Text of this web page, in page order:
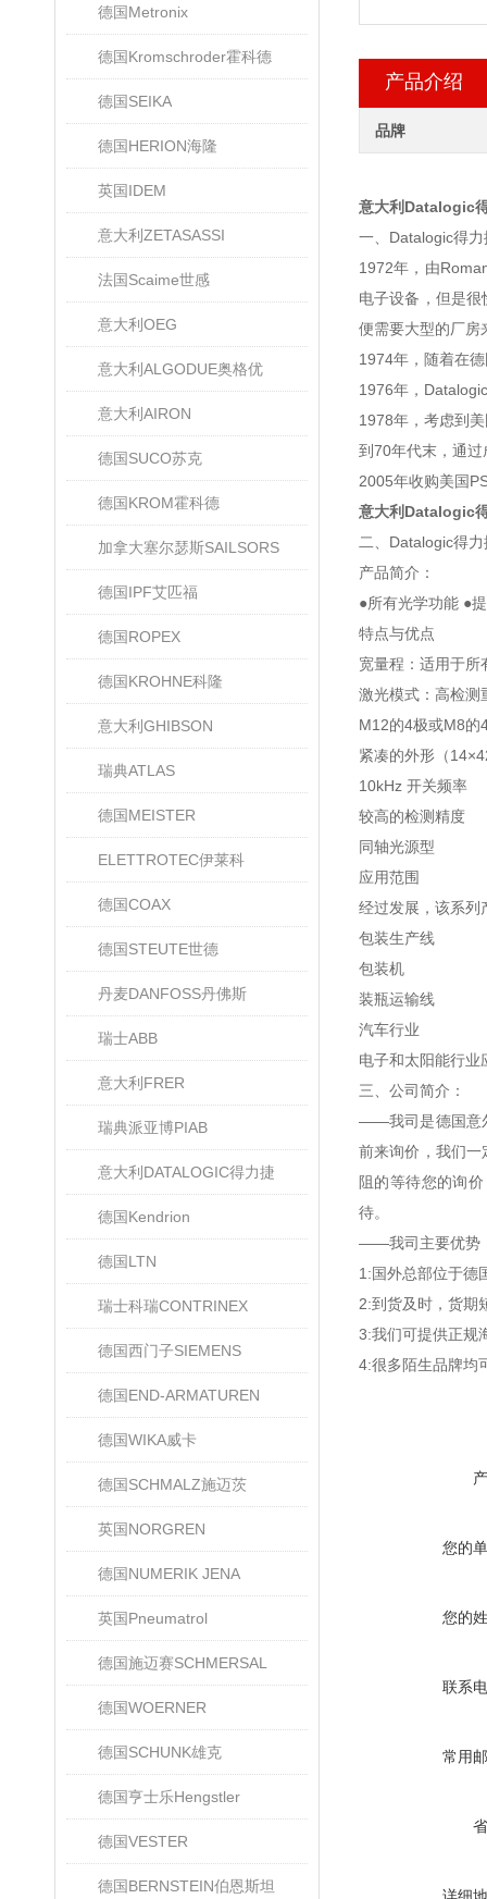
德国Metronix
德国Kromschroder霍科德
德国SEIKA
德国HERION海隆
英国IDEM
意大利ZETASASSI
法国Scaime世感
意大利OEG
意大利ALGODUE奥格优
意大利AIRON
德国SUCO苏克
德国KROM霍科德
加拿大塞尔瑟斯SAILSORS
德国IPF艾匹福
德国ROPEX
德国KROHNE科隆
意大利GHIBSON
瑞典ATLAS
德国MEISTER
ELETTROTEC伊莱科
德国COAX
德国STEUTE世德
丹麦DANFOSS丹佛斯
瑞士ABB
意大利FRER
瑞典派亚博PIAB
意大利DATALOGIC得力捷
德国Kendrion
德国LTN
瑞士科瑞CONTRINEX
德国西门子SIEMENS
德国END-ARMATUREN
德国WIKA威卡
德国SCHMALZ施迈茨
英国NORGREN
德国NUMERIK JENA
英国Pneumatrol
德国施迈赛SCHMERSAL
德国WOERNER
德国SCHUNK雄克
德国亨士乐Hengstler
德国VESTER
德国BERNSTEIN伯恩斯坦
产品介绍
品牌
意大利Datalogic
一、Datalogic得
1972年，由
电子设备，但是
便需要大型的厂房
1974年，随着在
1976年，
1978年，考虑到
到70年代末，通
2005年收购美国
意大利Datalogic
二、Datalogic得
产品简介：
●所有光学功能 ●
特点与优点
宽量程：适用于所
激光模式：高检测
M12的4极或M8的
紧凑的外形（
10kHz 开关频率
较高的检测精度
同轴光源型
应用范围
经过发展，该系列
包装生产线
包装机
装瓶运输线
汽车行业
电子和太阳能行业
三、公司简介：
——我司是德国意
前来询价，我们
阻的等待您的询
待。
——我司主要优势
1:国外总部位于德
2:到货及时，货期
3:我们可提供正规
4:很多陌生品牌均
您的
您的
联系
常用